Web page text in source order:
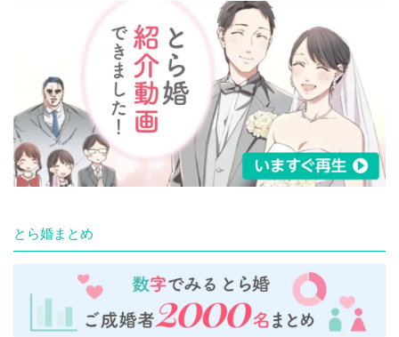
とら婚まとめ